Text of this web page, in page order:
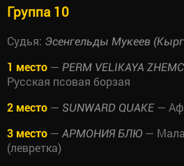
Группа 10
Судья: Эсенгельды Мукеев
1 место — PERM VELIKAYA
Русская псовая борзая
2 место — SUNWARD QUAKE —
3 место — АРМОНИЯ БЛЮ —
(левретка)